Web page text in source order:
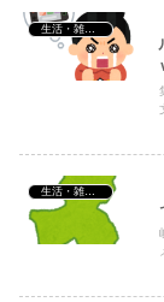
生活・雑談・恋愛